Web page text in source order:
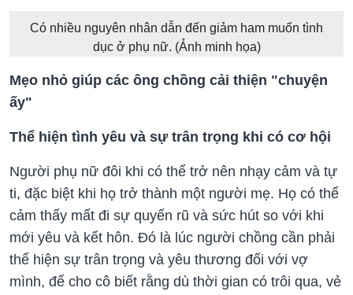
Có nhiều nguyên nhân dẫn đến giảm ham muốn tình
dục ở phụ nữ. (Ảnh minh họa)
Mẹo nhỏ giúp các ông chồng cải thiện "chuyện
ấy"
Thể hiện tình yêu và sự trân trọng khi có cơ hội
Người phụ nữ đôi khi có thể trở nên nhạy cảm và tự
ti, đặc biệt khi họ trở thành một người mẹ. Họ có thể
cảm thấy mất đi sự quyến rũ và sức hút so với khi
mới yêu và kết hôn. Đó là lúc người chồng cần phải
thể hiện sự trân trọng và yêu thương đối với vợ
mình, để cho cô biết rằng dù thời gian có trôi qua, vẻ